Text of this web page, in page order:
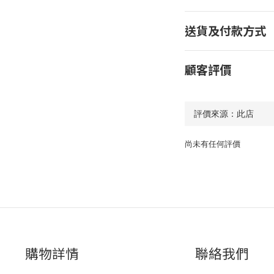
送貨及付款方式
顧客評價
尚未有任何評價
購物詳情 聯絡我們